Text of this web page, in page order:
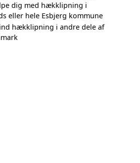
dig med hækklipning i
eller hele Esbjerg kommune
hækklipning i andre dele af